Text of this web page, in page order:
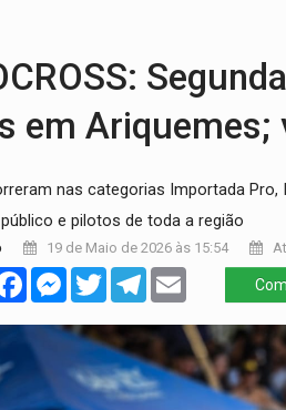
em Ariquemes;
nas categorias Importada
e pilotos de toda a região
19 de Maio de 2026 às 15:54
FacebookMessenger
TwitterTelegram